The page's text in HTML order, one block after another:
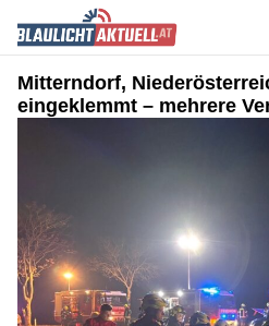
Mitterndorf,
eingeklemmt – mehrere